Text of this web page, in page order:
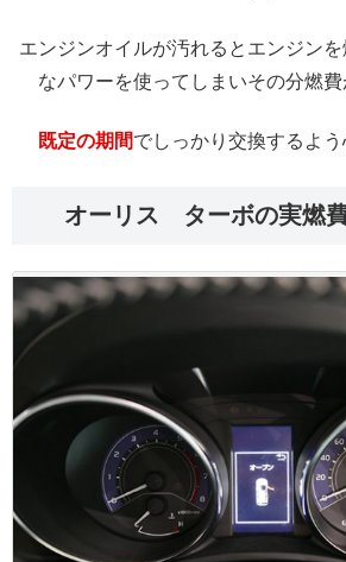
エンジンオイルが汚れるとエンジン
なパワーを使ってしまいその分燃費
既定の期間でしっかり交換するよう
オーリス ターボの実燃